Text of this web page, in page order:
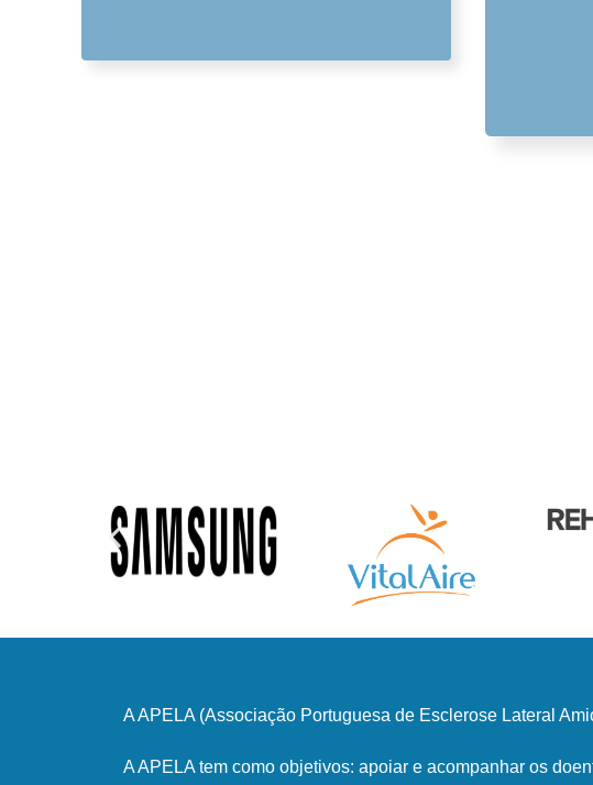
A APELA (Associação Portuguesa de Esclerose Lateral
A APELA tem como objetivos: apoiar e acompanhar os